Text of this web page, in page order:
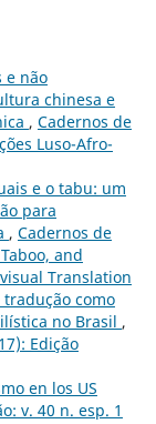
e não
chinesa e
, Cadernos de
Luso-Afro-
e o tabu: um
para
, Cadernos de
and
Translation
tradução como
no Brasil ,
Edição
en los US
v. 40 n. esp. 1